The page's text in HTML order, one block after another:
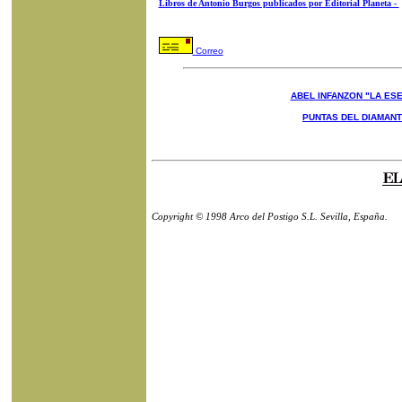
Libros de Antonio Burgos publicados por Editorial Planeta -
Correo
ABEL INFANZON "LA
PUNTAS DEL
Copyright © 1998 Arco del Postigo S.L. Sevilla, España.